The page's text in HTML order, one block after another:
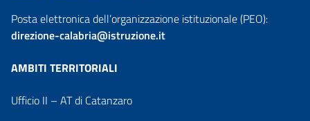
Posta elettronica dell’organizzazione istituzionale (PEO):
direzione-calabria@istruzione.it
AMBITI TERRITORIALI
Ufficio II – AT di Catanzaro